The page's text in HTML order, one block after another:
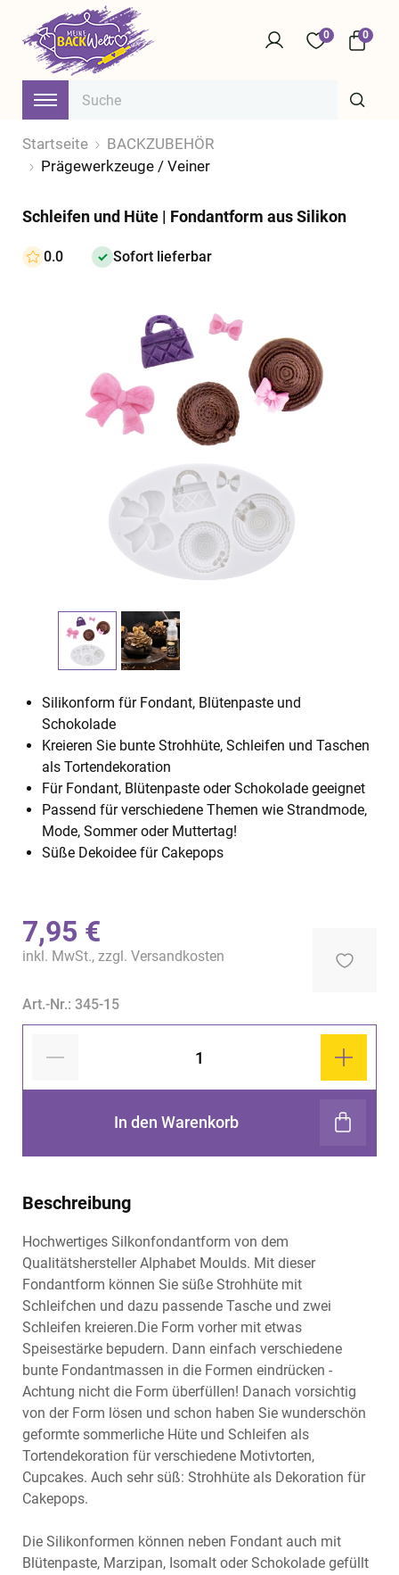
0 0
Startseite
BACKZUBEHÖR
Prägewerkzeuge / Veiner
Schleifen und Hüte | Fondantform aus Silikon
0.0 Sofort lieferbar
Silikonform für Fondant, Blütenpaste und
Schokolade
Kreieren Sie bunte Strohhüte, Schleifen und Taschen
als Tortendekoration
Für Fondant, Blütenpaste oder Schokolade geeignet
Passend für verschiedene Themen wie Strandmode,
Mode, Sommer oder Muttertag!
Süße Dekoidee für Cakepops
7,95 €
inkl. MwSt., zzgl. Versandkosten
Art.-Nr.: 345-15
In den Warenkorb
Beschreibung
Hochwertiges Silkonfondantform von dem
Qualitätshersteller Alphabet Moulds. Mit dieser
Fondantform können Sie süße Strohhüte mit
Schleifchen und dazu passende Tasche und zwei
Schleifen kreieren.Die Form vorher mit etwas
Speisestärke bepudern. Dann einfach verschiedene
bunte Fondantmassen in die Formen eindrücken -
Achtung nicht die Form überfüllen! Danach vorsichtig
von der Form lösen und schon haben Sie wunderschön
geformte sommerliche Hüte und Schleifen als
Tortendekoration für verschiedene Motivtorten,
Cupcakes. Auch sehr süß: Strohhüte als Dekoration für
Cakepops.
Die Silikonformen können neben Fondant auch mit
Blütenpaste, Marzipan, Isomalt oder Schokolade gefüllt